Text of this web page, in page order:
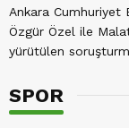
Ankara Cumhuriyet
Özgür Özel ile
yürütülen
SPOR